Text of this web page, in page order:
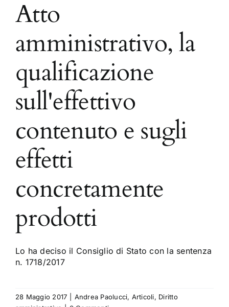
Atto
amministrativo, la
qualificazione
sull'effettivo
contenuto e sugli
effetti
concretamente
prodotti
Lo ha deciso il Consiglio di Stato con la sentenza
n. 1718/2017
28 Maggio 2017 Andrea Paolucci, Articoli, Diritto